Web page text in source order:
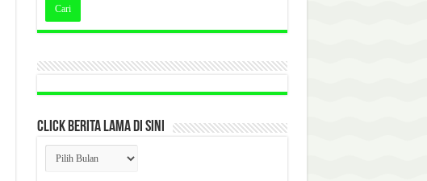
CLICK BERITA LAMA DI SINI
CLICK
BERITA
LAMA